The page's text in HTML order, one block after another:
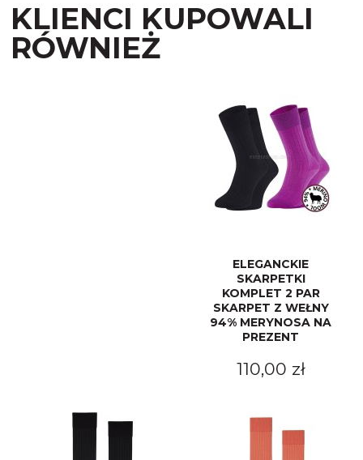
KLIENCI KUPOWALI
RÓWNIEŻ
ELEGANCKIE
SKARPETKI
KOMPLET 2 PAR
SKARPET Z WEŁNY
94% MERYNOSA NA
PREZENT
110,00 zł